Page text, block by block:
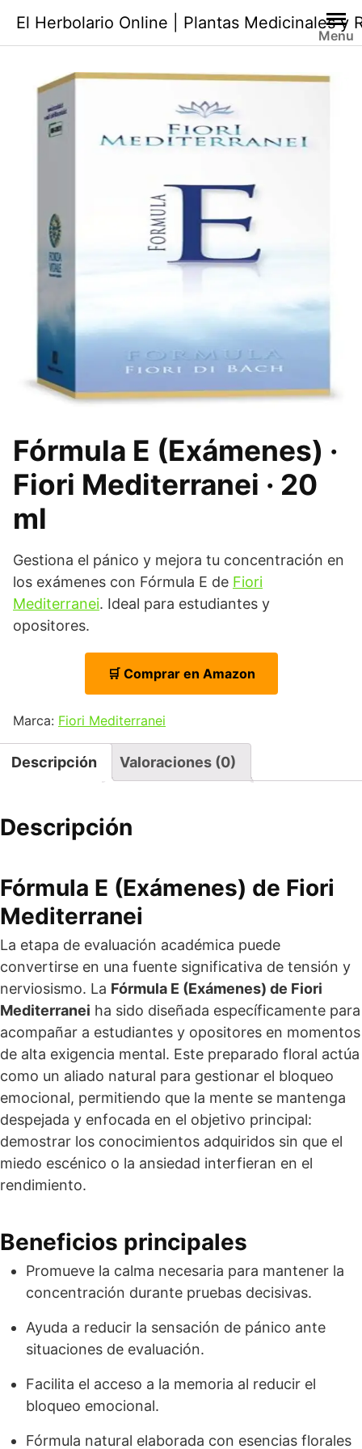
contenido
El Herbolario Online | Plantas Medicinales y
Menu
Fórmula E (Exámenes) ·
Fiori Mediterranei · 20
ml
Gestiona el pánico y mejora tu concentración en
los exámenes con Fórmula E de Fiori
Mediterranei. Ideal para estudiantes y
opositores.
🛒 Comprar en Amazon
Marca: Fiori Mediterranei
Descripción Valoraciones (0)
Descripción
Fórmula E (Exámenes) de Fiori
Mediterranei
La etapa de evaluación académica puede
convertirse en una fuente significativa de tensión y
nerviosismo. La Fórmula E (Exámenes) de Fiori
Mediterranei ha sido diseñada específicamente para
acompañar a estudiantes y opositores en momentos
de alta exigencia mental. Este preparado floral actúa
como un aliado natural para gestionar el bloqueo
emocional, permitiendo que la mente se mantenga
despejada y enfocada en el objetivo principal:
demostrar los conocimientos adquiridos sin que el
miedo escénico o la ansiedad interfieran en el
rendimiento.
Beneficios principales
Promueve la calma necesaria para mantener la
concentración durante pruebas decisivas.
Ayuda a reducir la sensación de pánico ante
situaciones de evaluación.
Facilita el acceso a la memoria al reducir el
bloqueo emocional.
Fórmula natural elaborada con esencias florales